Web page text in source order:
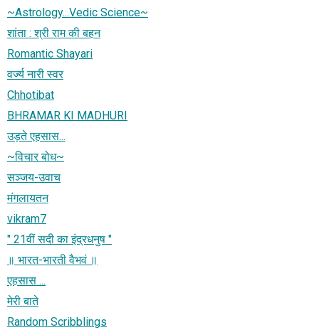
~Astrology...Vedic Science~
शांता : श्री राम की बहन
Romantic Shayari
वर्ज्य नारी स्वर
Chhotibat
BHRAMAR KI MADHURI
उड़ते एहसास...
~विचार बोध~
सञ्जय-उवाच
मंगलायतन
vikram7
" 21वीं सदी का इंद्रधनुष "
॥ भारत-भारती वैभवं ॥
एहसास ...
मेरी बाते
Random Scribblings